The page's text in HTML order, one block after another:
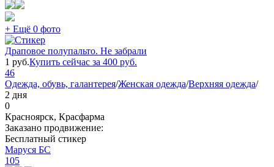
+ Ещё 0 фото
Драповое полупальто. Не забрали
1 руб.Купить сейчас за 400 руб.
46
Одежда, обувь, галантерея/Женская одежда/Верхняя одежда/
2 дня
0
Красноярск, Красфарма
Заказано продвижение:
Бесплатный стикер
Маруся БС
105